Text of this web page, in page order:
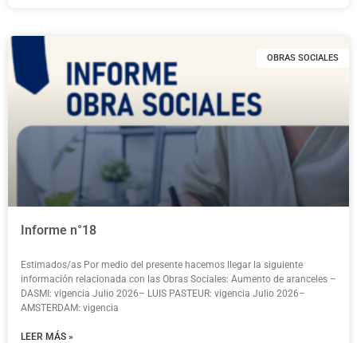
OBRAS SOCIALES
Informe n°18
Estimados/as Por medio del presente hacemos llegar la siguiente
información relacionada con las Obras Sociales: Aumento de aranceles –
DASMI: vigencia Julio 2026– LUIS PASTEUR: vigencia Julio 2026–
AMSTERDAM: vigencia
LEER MÁS »